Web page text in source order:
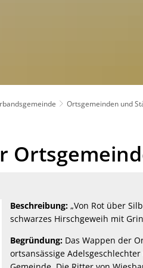
Ortsgemeinden und
Beschreibung: „Von Rot über
schwarzes Hirschgeweih mit
Begründung: Das Wappen der
ortsansässige